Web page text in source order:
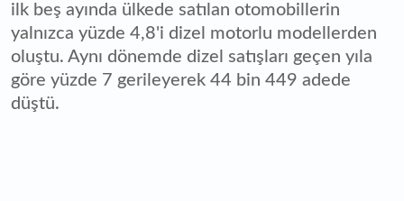
ilk beş ayında ülkede satılan otomobillerin
yalnızca yüzde 4,8'i dizel motorlu modellerden
oluştu. Aynı dönemde dizel satışları geçen yıla
göre yüzde 7 gerileyerek 44 bin 449 adede
düştü.